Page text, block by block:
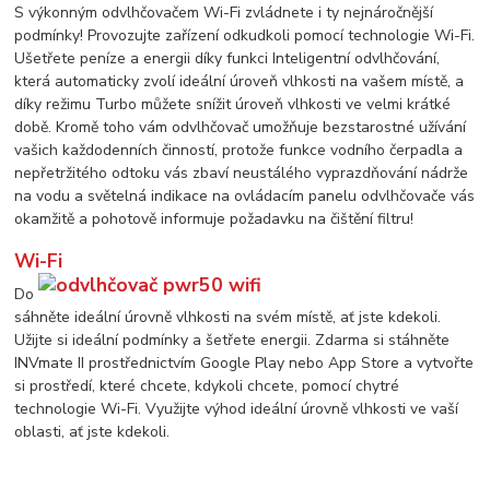
S výkonným odvlhčovačem Wi-Fi zvládnete i ty nejnáročnější
podmínky! Provozujte zařízení odkudkoli pomocí technologie Wi-Fi.
Ušetřete peníze a energii díky funkci Inteligentní odvlhčování,
která automaticky zvolí ideální úroveň vlhkosti na vašem místě, a
díky režimu Turbo můžete snížit úroveň vlhkosti ve velmi krátké
době. Kromě toho vám odvlhčovač umožňuje bezstarostné užívání
vašich každodenních činností, protože funkce vodního čerpadla a
nepřetržitého odtoku vás zbaví neustálého vyprazdňování nádrže
na vodu a světelná indikace na ovládacím panelu odvlhčovače vás
okamžitě a pohotově informuje požadavku na čištění filtru!
Wi-Fi
Do
sáhněte ideální úrovně vlhkosti na svém místě, ať jste kdekoli.
Užijte si ideální podmínky a šetřete energii. Zdarma si stáhněte
INVmate II prostřednictvím Google Play nebo App Store a vytvořte
si prostředí, které chcete, kdykoli chcete, pomocí chytré
technologie Wi-Fi. Využijte výhod ideální úrovně vlhkosti ve vaší
oblasti, ať jste kdekoli.